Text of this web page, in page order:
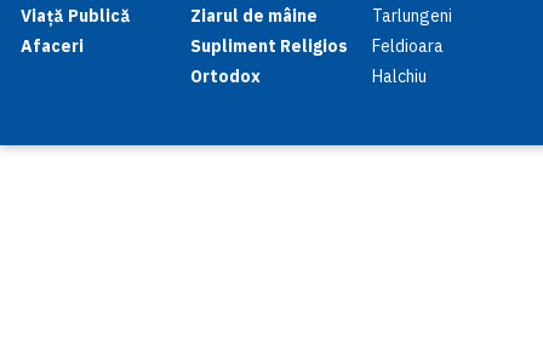
Viață Publică
Afaceri
Ziarul de mâine
Supliment Religios
Ortodox
Tarlungeni
Feldioara
Halchiu